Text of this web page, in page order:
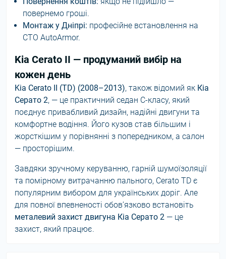
повернемо гроші.
Монтаж у Дніпрі: професійне встановлення на
СТО AutoArmor.
Kia Cerato II — продуманий вибір на
кожен день
Kia Cerato II (TD) (2008–2013), також відомий як Кіа
Серато 2, — це практичний седан С-класу, який
поєднує привабливий дизайн, надійні двигуни та
комфортне водіння. Його кузов став більшим і
жорсткішим у порівнянні з попередником, а салон
— просторішим.
Завдяки зручному керуванню, гарній шумоїзоляції
та помірному витрачанню пального, Cerato TD є
популярним вибором для українських доріг. Але
для повної впевненості обов’язково встановіть
металевий захист двигуна Кіа Серато 2 — це
захист, який працює.